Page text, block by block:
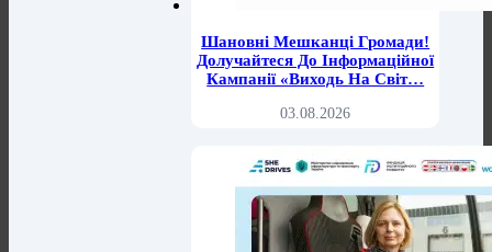
Шановні Мешканці Громади!
Долучайтеся До Інформаційної
Кампанії «Виходь На Світ…
03.08.2026